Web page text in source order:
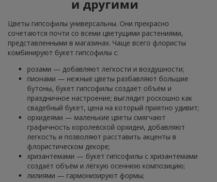
и другими
Цветы гипсофилы универсальны. Они прекрасно
сочетаются почти со всеми цветущими растениями,
представленными в магазинах. Чаще всего флористы
комбинируют букет гипсофилы с:
розами — добавляют легкости и воздушности;
пионами — нежные цветы разбавляют большие
бутоны, букет гипсофилы создаёт объём и
праздничное настроение; выглядит роскошно как
свадебный букет, цена на который приятно удивит;
орхидеями — маленькие цветы смягчают
графичность королевской орхидеи, добавляют
легкость и позволяют расставить акценты в
флористическом декоре;
хризантемами — букет гипсофилы с хризантемами
создаёт объём и лёгкую осеннюю композицию;
лилиями — гармонизируют формы;